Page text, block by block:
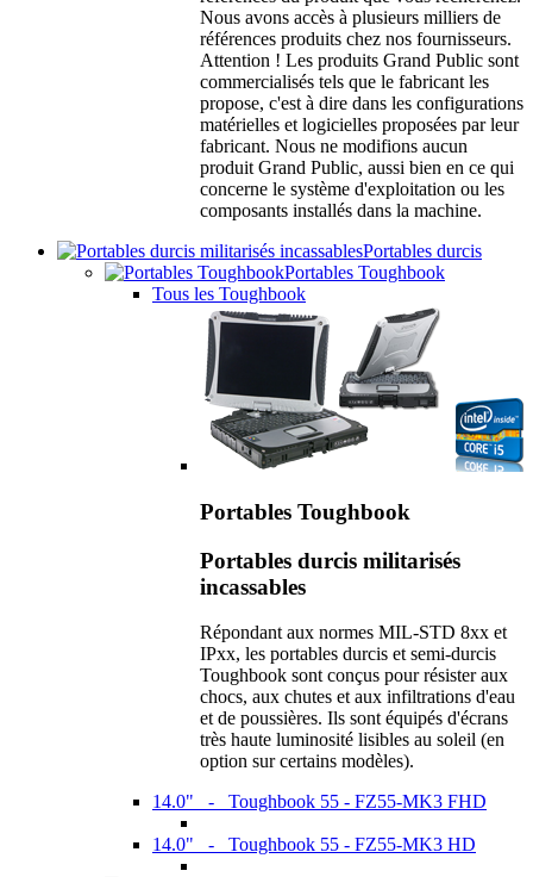
Nous avons accès à plusieurs milliers de
références produits chez nos fournisseurs.
Attention ! Les produits Grand Public sont
commercialisés tels que le fabricant les
propose, c'est à dire dans les configurations
matérielles et logicielles proposées par leur
fabricant. Nous ne modifions aucun
produit Grand Public, aussi bien en ce qui
concerne le système d'exploitation ou les
composants installés dans la machine.
Portables durcis
Portables Toughbook
Tous les Toughbook
Portables Toughbook
Portables durcis militarisés
incassables
Répondant aux normes MIL-STD 8xx et
IPxx, les portables durcis et semi-durcis
Toughbook sont conçus pour résister aux
chocs, aux chutes et aux infiltrations d'eau
et de poussières. Ils sont équipés d'écrans
très haute luminosité lisibles au soleil (en
option sur certains modèles).
14.0" - Toughbook 55 - FZ55-MK3 FHD
14.0" - Toughbook 55 - FZ55-MK3 HD